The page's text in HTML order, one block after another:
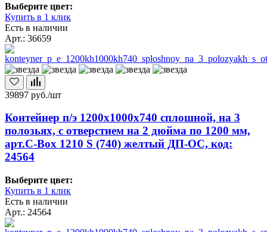
Выберите цвет:
Купить в 1 клик
Есть в наличии
Арт.: 36659
39897 руб./шт
Контейнер п/э 1200х1000х740 сплошной, на 3
полозьях, с отверстием на 2 дюйма по 1200 мм,
арт.C-Box 1210 S (740) желтый ДП-ОС, код:
24564
Выберите цвет:
Купить в 1 клик
Есть в наличии
Арт.: 24564